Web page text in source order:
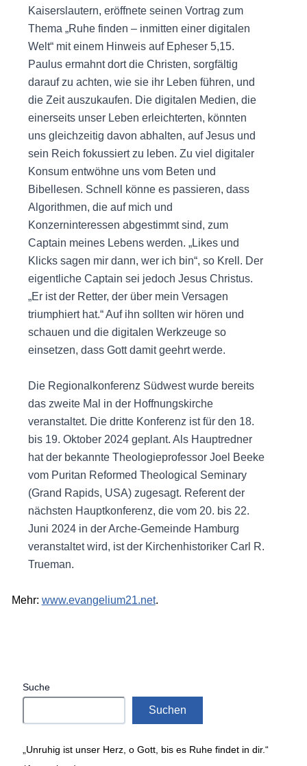
Kaiserslautern, eröffnete seinen Vortrag zum
Thema „Ruhe finden – inmitten einer digitalen
Welt“ mit einem Hinweis auf Epheser 5,15.
Paulus ermahnt dort die Christen, sorgfältig
darauf zu achten, wie sie ihr Leben führen, und
die Zeit auszukaufen. Die digitalen Medien, die
einerseits unser Leben erleichterten, könnten
uns gleichzeitig davon abhalten, auf Jesus und
sein Reich fokussiert zu leben. Zu viel digitaler
Konsum entwöhne uns vom Beten und
Bibellesen. Schnell könne es passieren, dass
Algorithmen, die auf mich und
Konzerninteressen abgestimmt sind, zum
Captain meines Lebens werden. „Likes und
Klicks sagen mir dann, wer ich bin“, so Krell. Der
eigentliche Captain sei jedoch Jesus Christus.
„Er ist der Retter, der über mein Versagen
triumphiert hat.“ Auf ihn sollten wir hören und
schauen und die digitalen Werkzeuge so
einsetzen, dass Gott damit geehrt werde.
Die Regionalkonferenz Südwest wurde bereits
das zweite Mal in der Hoffnungskirche
veranstaltet. Die dritte Konferenz ist für den 18.
bis 19. Oktober 2024 geplant. Als Hauptredner
hat der bekannte Theologieprofessor Joel Beeke
vom Puritan Reformed Theological Seminary
(Grand Rapids, USA) zugesagt. Referent der
nächsten Hauptkonferenz, die vom 20. bis 22.
Juni 2024 in der Arche-Gemeinde Hamburg
veranstaltet wird, ist der Kirchenhistoriker Carl R.
Trueman.
Mehr: www.evangelium21.net.
Suche
Suchen
„Unruhig ist unser Herz, o Gott, bis es Ruhe findet in dir.“